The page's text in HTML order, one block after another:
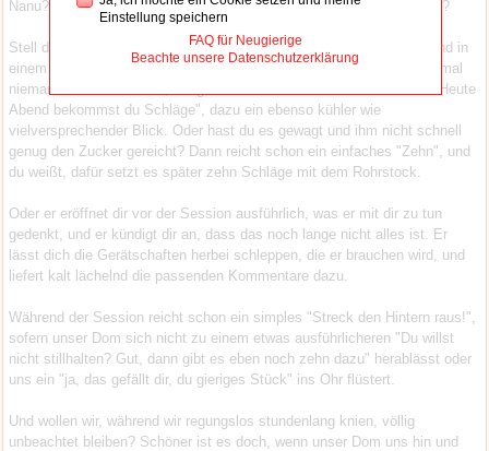
Nanu? Sollte das auf den einen oder anderen von uns auch zutreffen?
Stell dir folgende Situation vor: Du sitzt mit deinem Dom nichtsahnend in
einem Cafe, womöglich zusammen mit Freunden. Und wenn gerade mal
niemand auf euch achtet, beugt er sich vor und flüstert dir ins Ohr: "Heute
Abend bekommst du Schläge", dazu ein ebenso kühler wie
vielversprechender Blick. Oder hast du es gewagt und ihm nicht schnell
genug den Zucker gereicht? Dann reicht schon ein einfaches "Zehn", und
du weißt, dafür setzt es später zehn Schläge mit dem Rohrstock.
Oder er eröffnet dir vor der Session ausführlich, was er mit dir zu tun
gedenkt, und er kündigt dir an, dass das noch lange nicht alles ist. Er
lässt dich die Gerätschaften herbei schleppen, die er brauchen wird, und
liefert kalt lächelnd die passenden Kommentare dazu.
Während der Session reicht schon ein simples "Streck den Hintern raus!",
sofern unser Dom sich nicht zu einem etwas ausführlicheren "Du willst
nicht stillhalten? Gut, dann gibt es eben noch zehn dazu" herablässt oder
uns ein "ja, das gefällt dir, du gieriges Stück" ins Ohr flüstert.
Und wollen wir, während wir regungslos stundenlang knien, völlig
unbeachtet bleiben? Schöner ist es doch, wenn unser Dom uns hin und
Einstellung speichern
FAQ für Neugierige
Beachte unsere Datenschutzerklärung